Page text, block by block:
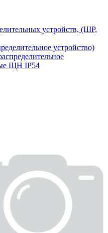
устройств, (ШР,
устройство)
ЩН IP54